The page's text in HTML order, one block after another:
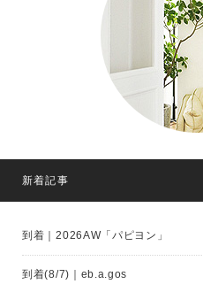
新着記事
到着｜2026AW「パピヨン」
到着(8/7)｜eb.a.gos